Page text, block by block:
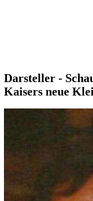
Darsteller -
Kaisers neue